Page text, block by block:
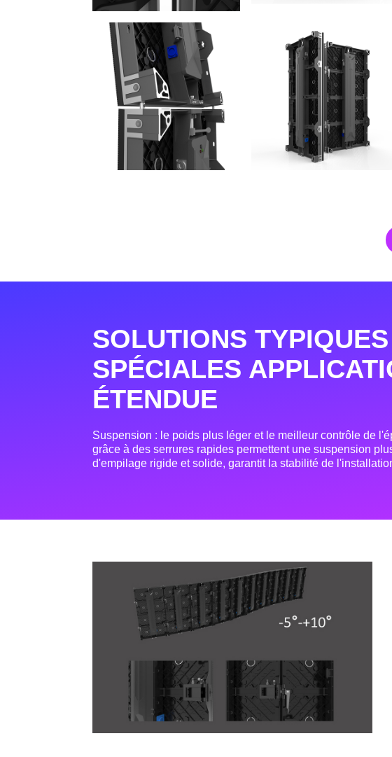
SOLUTIONS
SPÉCIALES
ÉTENDUE
Suspension : le poids plus léger et le meilleur contrôle de
grâce à des serrures rapides permettent une suspension
d'empilage rigide et solide, garantit la stabilité de